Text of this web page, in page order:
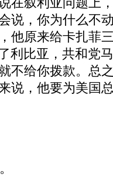
说，你为什么不
他原来给卡扎菲
利比亚，共和党
不给你拨款。总
说，他要为美国